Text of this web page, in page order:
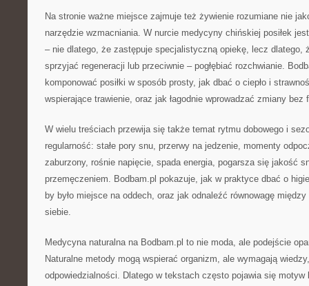
Na stronie ważne miejsce zajmuje też żywienie rozumiane nie
narzędzie wzmacniania. W nurcie medycyny chińskiej posiłek
– nie dlatego, że zastępuje specjalistyczną opiekę, lecz dlatego,
sprzyjać regeneracji lub przeciwnie – pogłębiać rozchwianie.
komponować posiłki w sposób prosty, jak dbać o ciepło i
wspierające trawienie, oraz jak łagodnie wprowadzać zmiany bez
W wielu treściach przewija się także temat rytmu dobowego i
regularność: stałe pory snu, przerwy na jedzenie, momenty
zaburzony, rośnie napięcie, spada energia, pogarsza się jakość
przemęczeniem. Bodbam.pl pokazuje, jak w praktyce dbać o
by było miejsce na oddech, oraz jak odnaleźć równowagę
siebie.
Medycyna naturalna na Bodbam.pl to nie moda, ale podejście
Naturalne metody mogą wspierać organizm, ale wymagają
odpowiedzialności. Dlatego w tekstach często pojawia się motyw